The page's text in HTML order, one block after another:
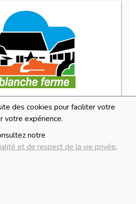
des cookies pour faciliter votre
votre expérience.
notre
et de respect de la vie privée.
4.2€/pc
1 pc
4.2€